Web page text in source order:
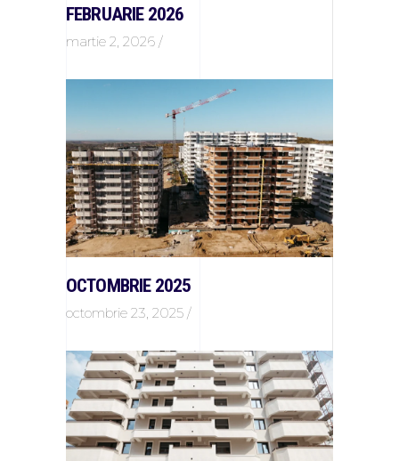
FEBRUARIE 2026
martie 2, 2026
OCTOMBRIE 2025
octombrie 23, 2025